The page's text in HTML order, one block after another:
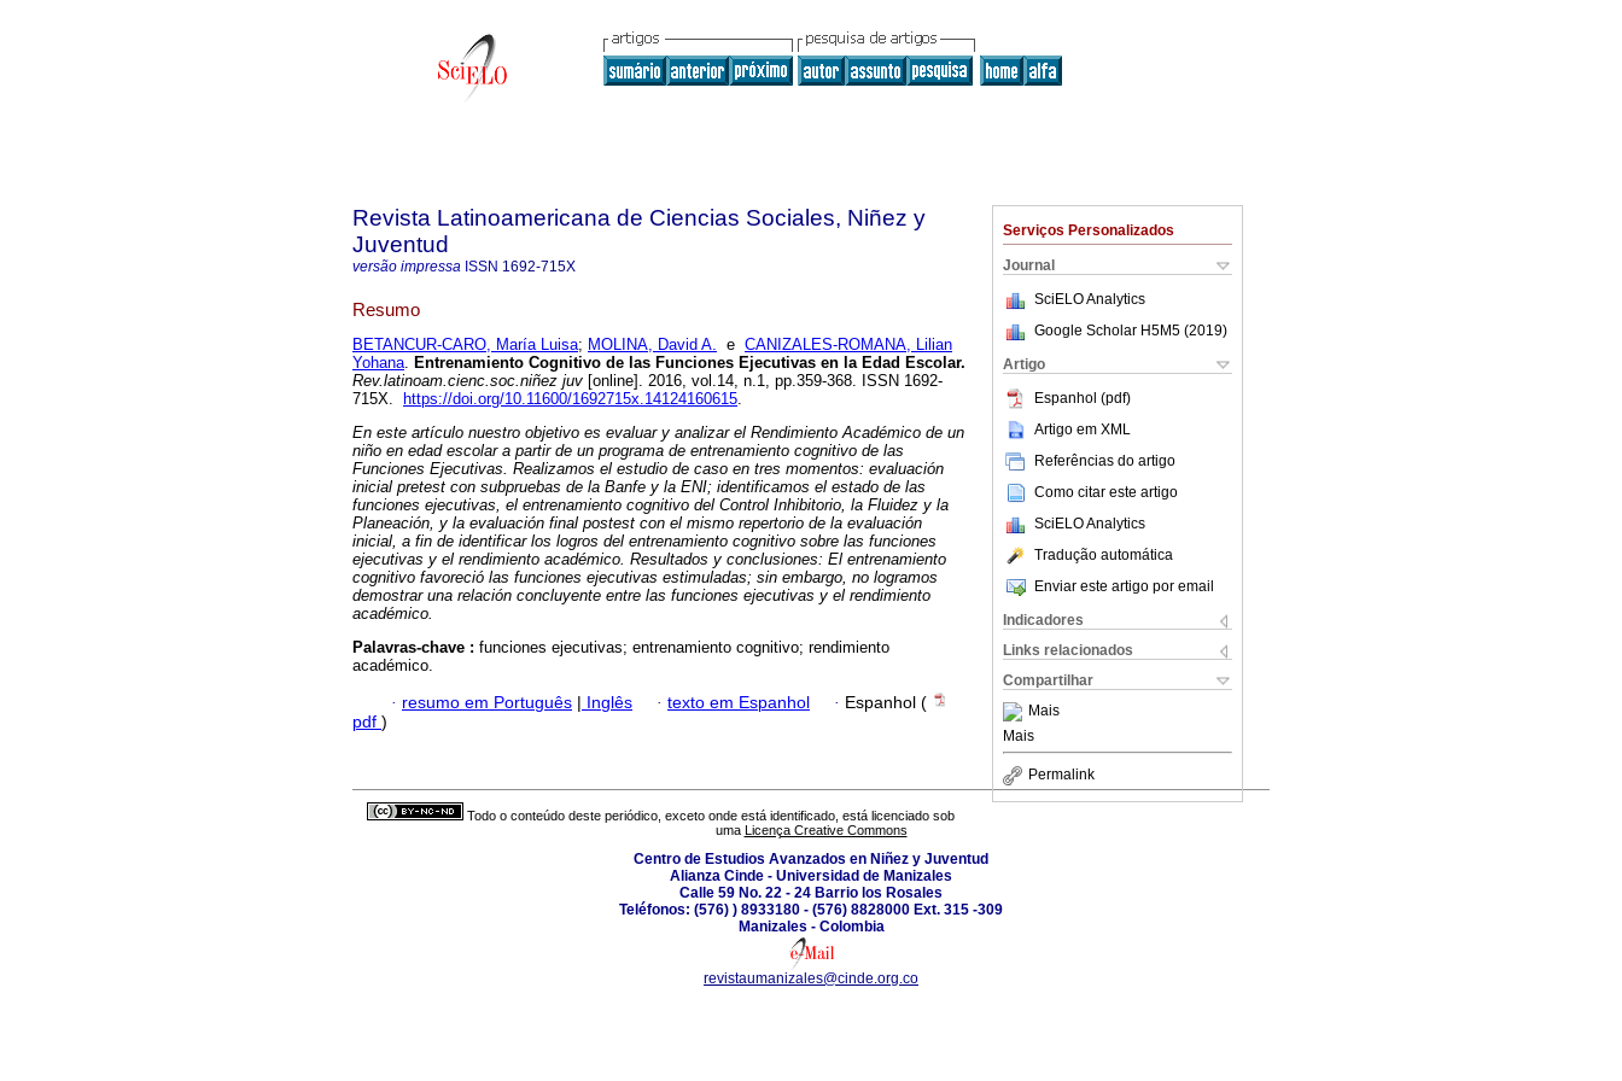
Serviços Personalizados
Journal
SciELO Analytics
Google Scholar H5M5 (2019)
Artigo
Espanhol (pdf)
Artigo em XML
Referências do artigo
Como citar este artigo
SciELO Analytics
Tradução automática
Enviar este artigo por email
Indicadores
Links relacionados
Compartilhar
Mais
Mais
Permalink
Revista Latinoamericana de Ciencias Sociales, Niñez y
Juventud
versão impressa ISSN 1692-715X
Resumo
BETANCUR-CARO, María Luisa; MOLINA, David A. e CANIZALES-ROMANA, Lilian
Yohana. Entrenamiento Cognitivo de las Funciones Ejecutivas en la Edad Escolar.
Rev.latinoam.cienc.soc.niñez juv [online]. 2016, vol.14, n.1, pp.359-368. ISSN 1692-
715X.
https://doi.org/10.11600/1692715x.14124160615.
En este artículo nuestro objetivo es evaluar y analizar el Rendimiento Académico de un
niño en edad escolar a partir de un programa de entrenamiento cognitivo de las
Funciones Ejecutivas. Realizamos el estudio de caso en tres momentos: evaluación
inicial pretest con subpruebas de la Banfe y la ENI; identificamos el estado de las
funciones ejecutivas, el entrenamiento cognitivo del Control Inhibitorio, la Fluidez y la
Planeación, y la evaluación final postest con el mismo repertorio de la evaluación
inicial, a fin de identificar los logros del entrenamiento cognitivo sobre las funciones
ejecutivas y el rendimiento académico. Resultados y conclusiones: El entrenamiento
cognitivo favoreció las funciones ejecutivas estimuladas; sin embargo, no logramos
demostrar una relación concluyente entre las funciones ejecutivas y el rendimiento
académico.
Palavras-chave : funciones ejecutivas; entrenamiento cognitivo; rendimiento
académico.
· resumo em Português | Inglês · texto em Espanhol · Espanhol (
pdf )
Todo o conteúdo deste periódico, exceto onde está identificado, está licenciado sob
uma Licença Creative Commons
Centro de Estudios Avanzados en Niñez y Juventud
Alianza Cinde - Universidad de Manizales
Calle 59 No. 22 - 24 Barrio los Rosales
Teléfonos: (576) ) 8933180 - (576) 8828000 Ext. 315 -309
Manizales - Colombia
revistaumanizales@cinde.org.co